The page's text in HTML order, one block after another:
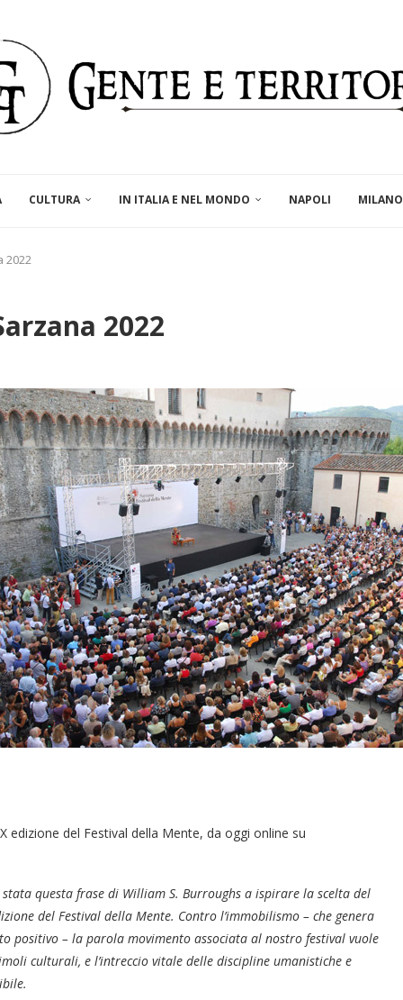
CULTURA IN ITALIA E NEL MONDO NAPOLI MILANO
2022
2022
del Festival della Mente, da oggi online su
questa frase di William S. Burroughs a ispirare la scelta del
del Festival della Mente. Contro l’immobilismo – che genera
positivo – la parola movimento associata al nostro festival vuole
culturali, e l’intreccio vitale delle discipline umanistiche e